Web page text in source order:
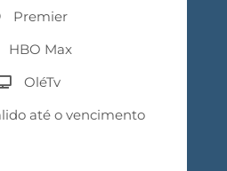
Premier
HBO Max
OléTv
até o vencimento